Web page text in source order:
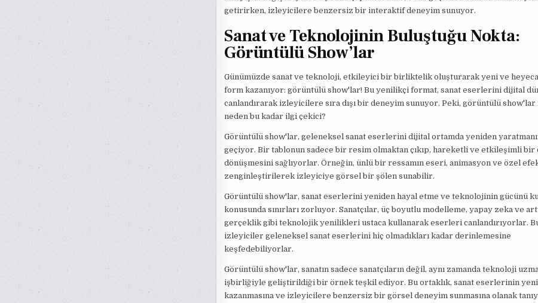
getirirken, izleyicilere benzersiz bir interaktif deneyim sunuyor.
Sanat ve Teknolojinin Buluştuğu Nokta:
Görüntülü Show’lar
Günümüzde sanat ve teknoloji, etkileyici bir birliktelik oluşturarak yeni ve
form kazanıyor: görüntülü show'lar! Bu yenilikçi format, sanat eserlerini dijital
canlandırarak izleyicilere sıra dışı bir deneyim sunuyor. Peki, görüntülü
neden bu kadar ilgi çekici?
Görüntülü show'lar, geleneksel sanat eserlerini dijital ortamda yeniden
geçiyor. Bir tablonun sadece bir resim olmaktan çıkıp, hareketli ve etkileşimli bir
dönüşmesini sağlıyorlar. Örneğin, ünlü bir ressamın eseri, animasyon ve özel
zenginleştirilerek izleyiciye görsel bir şölen sunabilir.
Görüntülü show'lar, sanat eserlerini yeniden hayal etme ve teknolojinin gücünü
konusunda sınırları zorluyor. Sanatçılar, üç boyutlu modelleme, yapay zeka ve
gerçeklik gibi teknolojik yenilikleri ustaca kullanarak eserleri canlandırıyorlar.
izleyiciler geleneksel sanat eserlerini hiç olmadıkları kadar derinlemesine
keşfedebiliyorlar.
Görüntülü show'lar, sanatın sadece sanatçıların değil, aynı zamanda teknoloji
işbirliğiyle geliştirildiği bir örnek teşkil ediyor. Bu ortaklık, sanat eserlerinin
kazanmasına ve izleyicilere benzersiz bir görsel deneyim sunmasına olanak